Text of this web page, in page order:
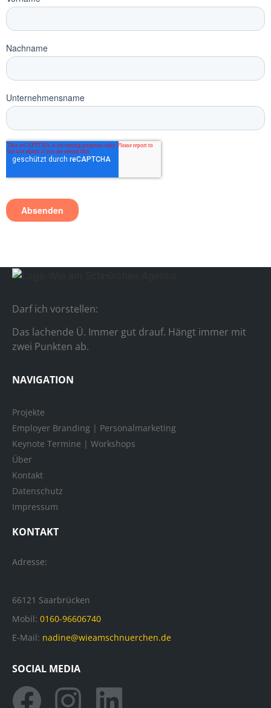
Darf ich vorstellen:
Das lachende Ü. Immer gut drauf. Hängt immer mit
zwei Punkten ab.
NAVIGATION
Projekte
Employer Branding | Personalmarketing
Keynote Termine | Workshops
Über
Kontakt
Datenschutz
Impressum
KONTAKT
Adresse:
66121 Saarbrücken
Mobil: 0160-96606740
E-Mail: nadine@wieamschnuerchen.de
SOCIAL MEDIA